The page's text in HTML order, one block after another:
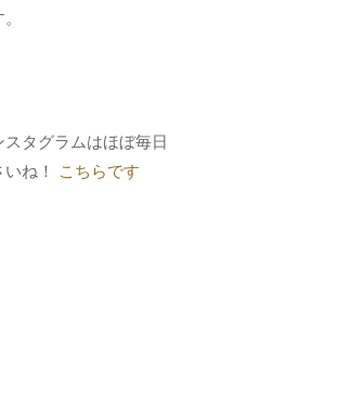
タグラムはほぼ毎日
ね！
こちらです